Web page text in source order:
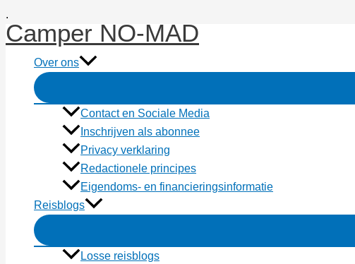
.
naar
inhoud
Camper NO-MAD
Over ons
Contact en Sociale Media
Inschrijven als abonnee
Privacy verklaring
Redactionele principes
Eigendoms- en financieringsinformatie
Reisblogs
Losse reisblogs